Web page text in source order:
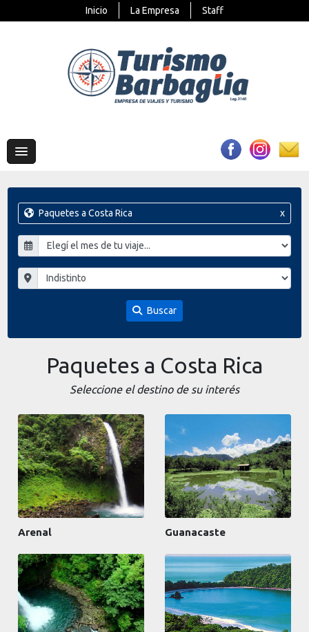
Inicio La Empresa Staff
Paquetes a Costa Rica x
Buscar
Paquetes a Costa Rica
Seleccione el destino de su interés
Arenal Guanacaste